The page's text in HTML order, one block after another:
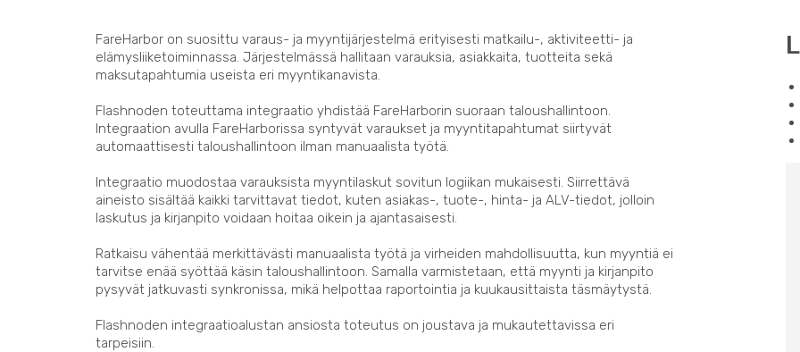
FareHarbor on suosittu varaus- ja myyntijärjestelmä erityisesti matkailu-, aktiviteetti- ja
elämysliiketoiminnassa. Järjestelmässä hallitaan varauksia, asiakkaita, tuotteita sekä
maksutapahtumia useista eri myyntikanavista.
Flashnoden toteuttama integraatio yhdistää FareHarborin suoraan taloushallintoon.
Integraation avulla FareHarborissa syntyvät varaukset ja myyntitapahtumat siirtyvät
automaattisesti taloushallintoon ilman manuaalista työtä.
Integraatio muodostaa varauksista myyntilaskut sovitun logiikan mukaisesti. Siirrettävä
aineisto sisältää kaikki tarvittavat tiedot, kuten asiakas-, tuote-, hinta- ja ALV-tiedot, jolloin
laskutus ja kirjanpito voidaan hoitaa oikein ja ajantasaisesti.
Ratkaisu vähentää merkittävästi manuaalista työtä ja virheiden mahdollisuutta, kun myyntiä ei
tarvitse enää syöttää käsin taloushallintoon. Samalla varmistetaan, että myynti ja kirjanpito
pysyvät jatkuvasti synkronissa, mikä helpottaa raportointia ja kuukausittaista täsmäytystä.
Flashnoden integraatioalustan ansiosta toteutus on joustava ja mukautettavissa eri
tarpeisiin.